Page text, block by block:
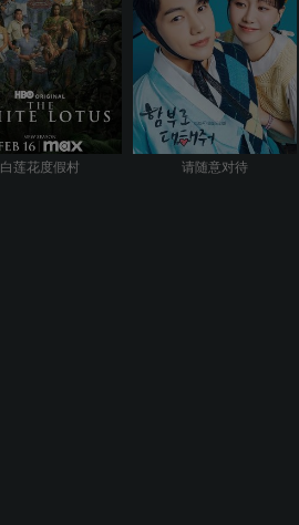
白莲花度假村 请随意对待